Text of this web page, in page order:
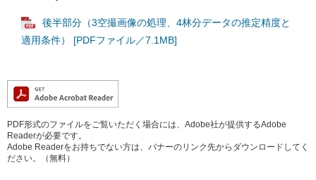
後半部分（3空撮画像の処理、4林分データの推定精度と
適用条件） [PDFファイル／7.1MB]
PDF形式のファイルをご覧いただく場合には、Adobe社が提供するAdobe
Readerが必要です。
Adobe Readerをお持ちでない方は、バナーのリンク先からダウンロードしてく
ださい。（無料）